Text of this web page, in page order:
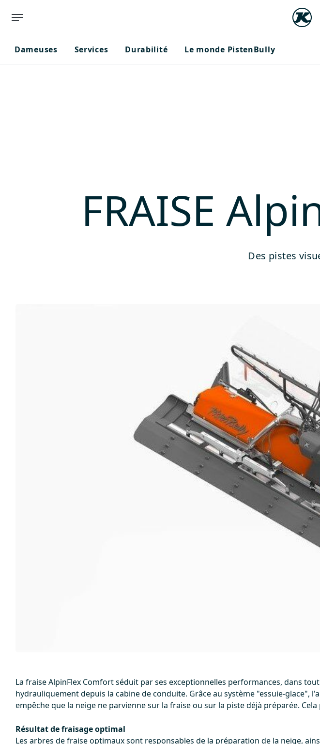
Dameuses Services Durabilité Le monde PistenBully
FRAISE
Des pistes
La fraise AlpinFlex Comfort séduit par ses exceptionnelles performances, dans
hydrauliquement depuis la cabine de conduite. Grâce au système "essuie-
empêche que la neige ne parvienne sur la fraise ou sur la piste déjà préparée.
Résultat de fraisage optimal
Les arbres de fraise optimaux sont responsables de la préparation de la neige,